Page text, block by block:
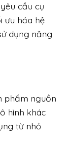
cầu cụ
ưu hóa hệ
dụng năng
phẩm nguồn
hình khác
từ nhỏ